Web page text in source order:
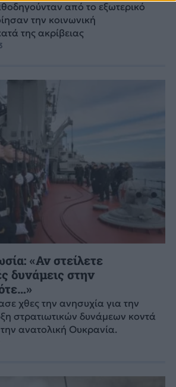
από το εξωτερικό
την κοινωνική
της ακρίβειας
«Αν στείλετε
δυνάμεις στην
χθες την ανησυχία για την
στρατιωτικών δυνάμεων κοντά
ανατολική Ουκρανία.